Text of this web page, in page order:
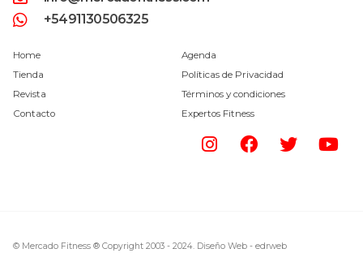
+5491130506325
Home
Tienda
Revista
Contacto
Agenda
Políticas de Privacidad
Términos y condiciones
Expertos Fitness
© Mercado Fitness ® Copyright 2003 - 2024. Diseño Web - edrweb